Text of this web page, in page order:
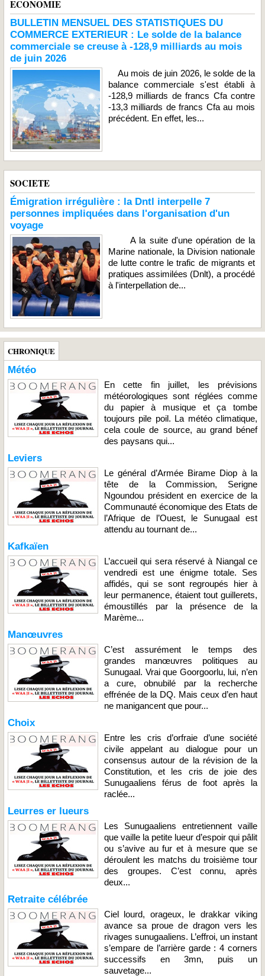
ECONOMIE
BULLETIN MENSUEL DES STATISTIQUES DU
COMMERCE EXTERIEUR : Le solde de la balance
commerciale se creuse à -128,9 milliards au mois
de juin 2026
Au mois de juin 2026, le solde de la
balance commerciale s'est établi à
-128,9 milliards de francs Cfa contre
-13,3 milliards de francs Cfa au mois
précédent. En effet, les...
SOCIETE
Émigration irrégulière : la Dntl interpelle 7
personnes impliquées dans l'organisation d'un
voyage
A la suite d'une opération de la
Marine nationale, la Division nationale
de lutte contre le trafic de migrants et
pratiques assimilées (Dnlt), a procédé
à l'interpellation de...
CHRONIQUE
Météo
En cette fin juillet, les prévisions
météorologiques sont réglées comme
du papier à musique et ça tombe
toujours pile poil. La météo climatique,
cela coule de source, au grand bénef
des paysans qui...
Leviers
Le général d’Armée Birame Diop à la
tête de la Commission, Serigne
Ngoundou président en exercice de la
Communauté économique des Etats de
l’Afrique de l’Ouest, le Sunugaal est
attendu au tournant de...
Kafkaïen
L’accueil qui sera réservé à Niangal ce
vendredi est une énigme totale. Ses
affidés, qui se sont regroupés hier à
leur permanence, étaient tout guillerets,
émoustillés par la présence de la
Marème...
Manœuvres
C’est assurément le temps des
grandes manœuvres politiques au
Sunugaal. Vrai que Goorgoorlu, lui, n’en
a cure, obnubilé par la recherche
effrénée de la DQ. Mais ceux d’en haut
ne manigancent que pour...
Choix
Entre les cris d’orfraie d’une société
civile appelant au dialogue pour un
consensus autour de la révision de la
Constitution, et les cris de joie des
Sunugaaliens férus de foot après la
raclée...
Leurres er lueurs
Les Sunugaaliens entretiennent vaille
que vaille la petite lueur d’espoir qui pâlit
ou s’avive au fur et à mesure que se
déroulent les matchs du troisième tour
des groupes. C’est connu, après
deux...
Retraite célébrée
Ciel lourd, orageux, le drakkar viking
avance sa proue de dragon vers les
rivages sunugaaliens. L’effroi, un instant
s’empare de l’arrière garde : 4 corners
successifs en 3mn, puis un
sauvetage...